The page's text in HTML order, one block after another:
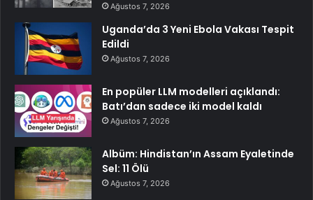
Ağustos 7, 2026
Uganda’da 3 Yeni Ebola Vakası Tespit
Edildi
Ağustos 7, 2026
En popüler LLM modelleri açıklandı:
Batı’dan sadece iki model kaldı
Ağustos 7, 2026
Albüm: Hindistan’ın Assam Eyaletinde
Sel: 11 Ölü
Ağustos 7, 2026